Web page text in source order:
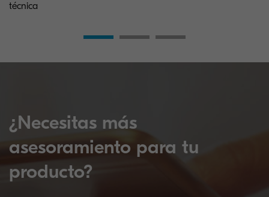
técnica
¿Necesitas más
asesoramiento para tu
producto?